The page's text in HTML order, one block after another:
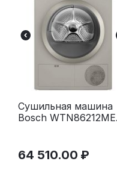
Сушильная машина
Bosch WTN86212ME
64 510.00 ₽